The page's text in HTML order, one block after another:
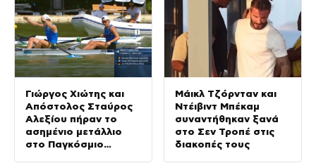
Γιώργος Χιώτης και
Απόστολος Σταύρος
Αλεξίου πήραν το
ασημένιο μετάλλιο
στο Παγκόσμιο
Μάικλ Τζόρνταν και
Ντέιβιντ Μπέκαμ
συναντήθηκαν ξανά
στο Σεν Τροπέ στις
διακοπές τους